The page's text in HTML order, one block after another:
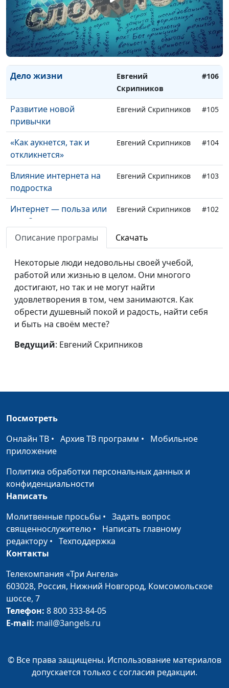
Польза прощения Евгений Скрипников #108
Критика в интернете:
как реагировать?
Евгений Скрипников #107
Дело жизни
Евгений
Скрипников
#106
Развитие новой
привычки
Евгений Скрипников #105
«Как аукнется, так и
откликнется»
Евгений Скрипников #104
Влияние интернета на
подростка
Евгений Скрипников #103
Интернет — польза или
вред?
Евгений Скрипников #102
Библия. Инструкция по
Евгений Скрипников
Чек-лист по Библии Евгений Скрипников
Благодарность
Александр Кузнецов,
лайф-коуч
Методы управления
временем
лайф-коуч
неуравновешенность
лайф-коуч
год
лайф-коуч
Постановка целей. Как
Семь ошибок тайм-
менеджмента
Александр Кузнецов,
расставляем
приоритеты
лайф-коуч
Наши привычки
Справиться с
Александр Кузнецов,
Описание програмы Скачать
Некоторые люди недовольны своей учебой,
работой или жизнью в целом. Они многого
достигают, но так и не могут найти
удовлетворения в том, чем занимаются. Как
обрести душевный покой и радость, найти себя
и быть на своём месте?
Ведущий: Евгений Скрипников
Посмотреть
Онлайн ТВ • Архив ТВ программ • Мобильное
приложение
Политика обработки персональных данных и
конфиденциальности
Написать
Молитвенные просьбы • Задать вопрос
священнослужителю • Написать главному
редактору • Техподдержка
Контакты
Телекомпания «Три Ангела»
603028, Россия, Нижний Новгород, Комсомольское
шоссе, 7
Телефон: 8 800 333-84-05
E-mail: mail@3angels.ru
© Все права защищены. Использование материалов
допускается только с согласия редакции.